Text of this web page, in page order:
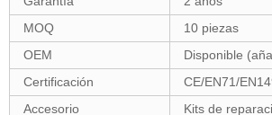
MOQ
10 piezas
OEM
Disponible
Certificación
CE/EN71/
Accesorio
Kits de